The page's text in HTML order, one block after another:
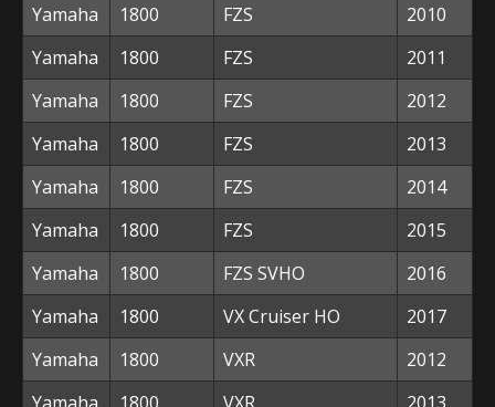
Yamaha
1800 FZS
2010
Yamaha
1800 FZS
2011
Yamaha
1800 FZS
2012
Yamaha
1800 FZS
2013
Yamaha
1800 FZS
2014
Yamaha
1800 FZS
2015
Yamaha
1800 FZS SVHO
2016
Yamaha
1800 VX Cruiser HO
2017
Yamaha
1800 VXR
2012